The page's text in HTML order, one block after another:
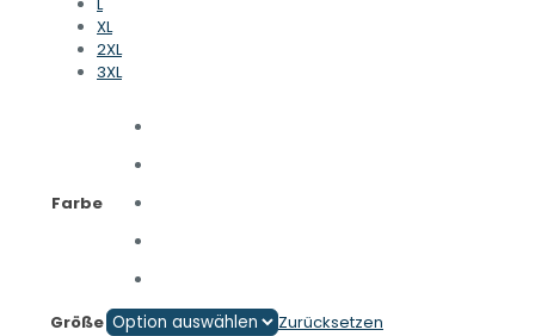
XL
2XL
3XL
Farbe
Größe
Zurücksetzen